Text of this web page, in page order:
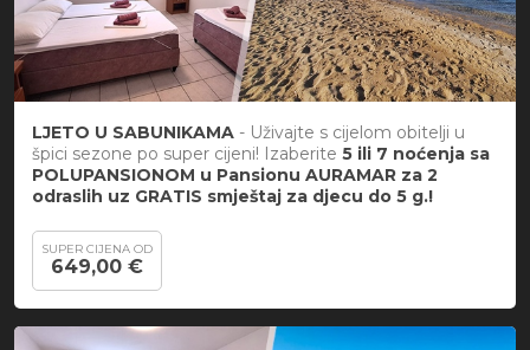
LJETO U SABUNIKAMA - Uživajte s cijelom obitelji u
špici sezone po super cijeni! Izaberite 5 ili 7 noćenja sa
POLUPANSIONOM u Pansionu AURAMAR za 2
odraslih uz GRATIS smještaj za djecu do 5 g.!
SUPER CIJENA OD
649,00 €